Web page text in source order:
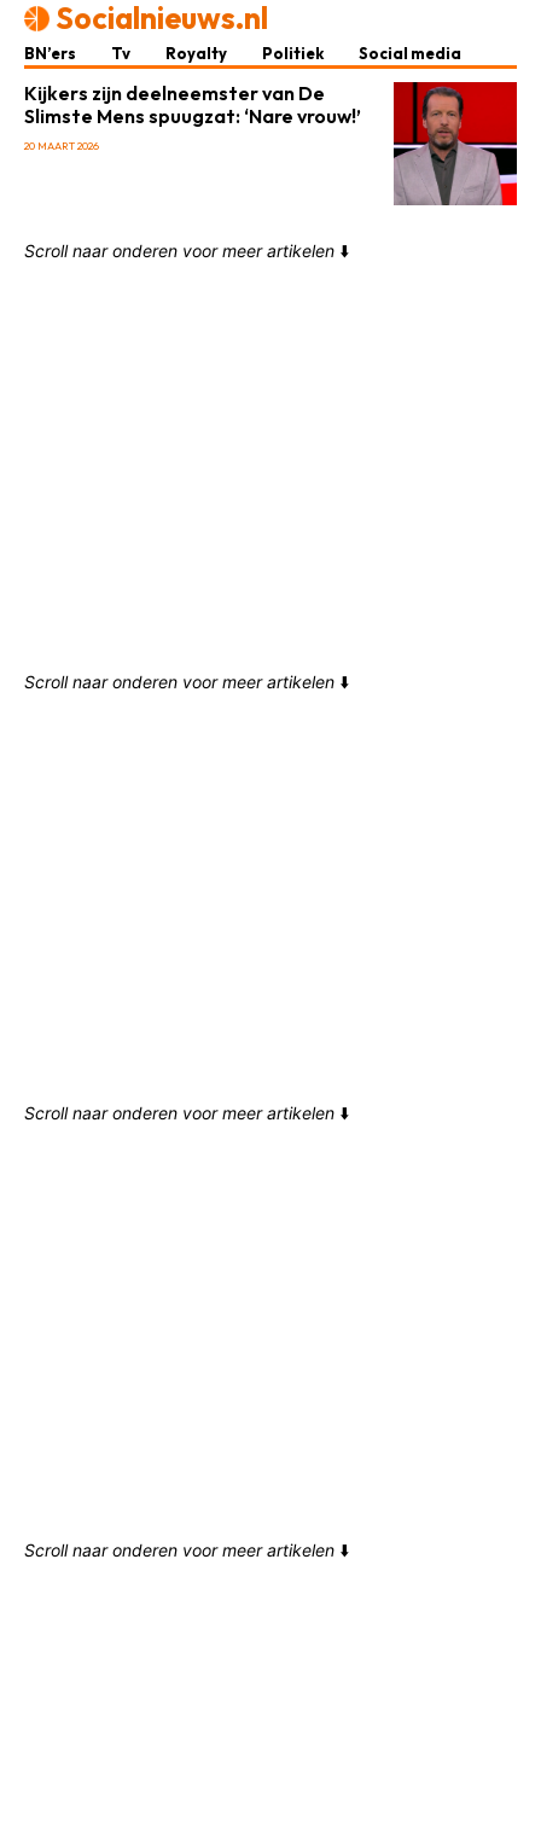
Socialnieuws.nl
BN’ers Tv Royalty Politiek Social media
Kijkers zijn deelneemster van De
Slimste Mens spuugzat: ‘Nare vrouw!’
20 MAART 2026
Scroll naar onderen voor meer artikelen ⬇️
Scroll naar onderen voor meer artikelen ⬇️
Scroll naar onderen voor meer artikelen ⬇️
Scroll naar onderen voor meer artikelen ⬇️